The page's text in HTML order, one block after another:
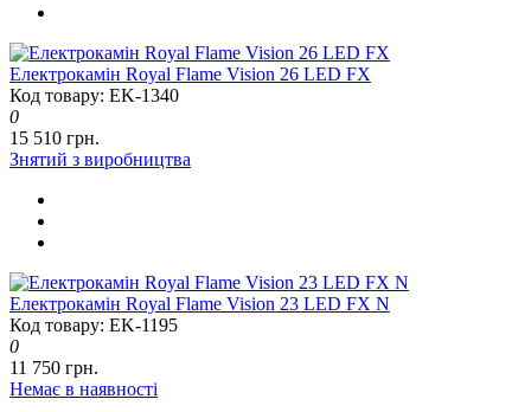
Електрокамін Royal Flame Vision 26 LED FX
Код товару: EK-1340
0
15 510 грн.
Знятий з виробництва
Електрокамін Royal Flame Vision 23 LED FX N
Код товару: EK-1195
0
11 750 грн.
Немає в наявності